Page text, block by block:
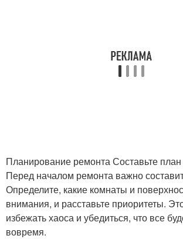
Планирование ремонта Составьте план
Перед началом ремонта важно
Определите, какие комнаты и
внимания, и расставьте приоритеты.
избежать хаоса и убедиться, что все
вовремя.